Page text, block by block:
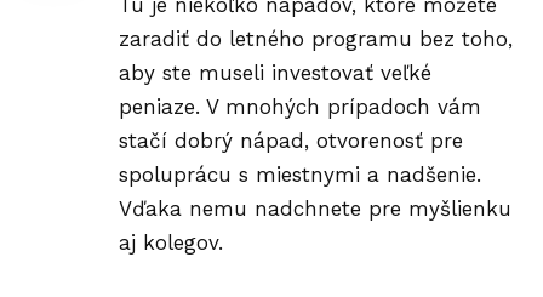
zaradiť do letného programu bez toho,
aby ste museli investovať veľké
peniaze. V mnohých prípadoch vám
stačí dobrý nápad, otvorenosť pre
spoluprácu s miestnymi a nadšenie.
Vďaka nemu nadchnete pre myšlienku
aj kolegov.